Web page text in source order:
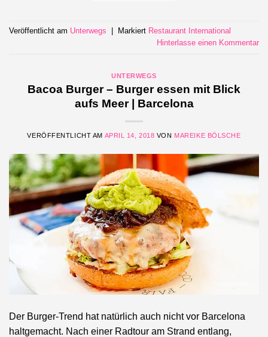
Veröffentlicht am Unterwegs Markiert Restaurant International
Hinterlasse einen Kommentar
UNTERWEGS
Bacoa Burger – Burger essen mit Blick
aufs Meer | Barcelona
VERÖFFENTLICHT AM APRIL 14, 2018 VON MAREIKE BÖLSCHE
Der Burger-Trend hat natürlich auch nicht vor Barcelona
haltgemacht. Nach einer Radtour am Strand entlang,